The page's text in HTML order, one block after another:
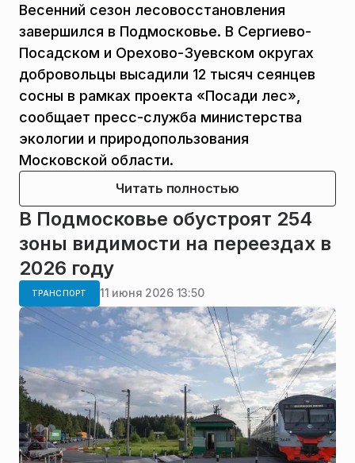
Весенний сезон лесовосстановления
завершился в Подмосковье. В Сергиево-
Посадском и Орехово-Зуевском округах
добровольцы высадили 12 тысяч сеянцев
сосны в рамках проекта «Посади лес»,
сообщает пресс-служба министерства
экологии и природопользования
Московской области.
Читать полностью
В Подмосковье обустроят 254
зоны видимости на переездах в
2026 году
ТРАНСПОРТ 11 июня 2026 13:50